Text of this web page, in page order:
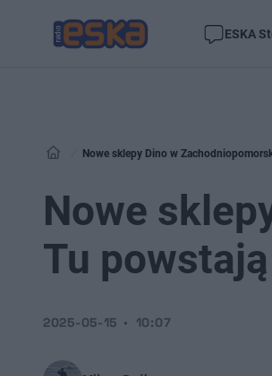
ESKA
Nowe sklepy Dino w
Nowe
Tu
2025-05-15 10:07